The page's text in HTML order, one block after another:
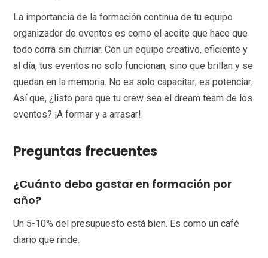
La importancia de la formación continua de tu equipo
organizador de eventos es como el aceite que hace que
todo corra sin chirriar. Con un equipo creativo, eficiente y
al día, tus eventos no solo funcionan, sino que brillan y se
quedan en la memoria. No es solo capacitar; es potenciar.
Así que, ¿listo para que tu crew sea el dream team de los
eventos? ¡A formar y a arrasar!
Preguntas frecuentes
¿Cuánto debo gastar en formación por
año?
Un 5-10% del presupuesto está bien. Es como un café
diario que rinde.